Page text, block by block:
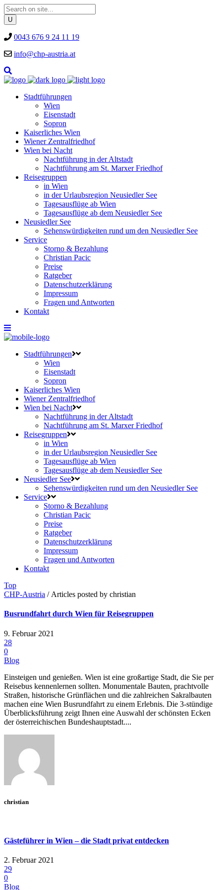
0043 676 9 24 11 19
info@chp-austria.at
Stadtführungen
Wien
Eisenstadt
Sopron
Kaiserliches Wien
Wiener Zentralfriedhof
Wien bei Nacht
Nachtführung in der Altstadt
Nachtführung am St. Marxer Friedhof
Reisegruppen
in Wien
in der Urlaubsregion Neusiedler See
Tagesausflüge ab Wien
Tagesausflüge ab dem Neusiedler See
Neusiedler See
Sehenswürdigkeiten rund um den Neusiedler See
Service
Storno & Bezahlung
Christian Pacic
Preise
Ratgeber
Datenschutzerklärung
Impressum
Fragen und Antworten
Kontakt
Stadtführungen
Wien
Eisenstadt
Sopron
Kaiserliches Wien
Wiener Zentralfriedhof
Wien bei Nacht
Nachtführung in der Altstadt
Nachtführung am St. Marxer Friedhof
Reisegruppen
in Wien
in der Urlaubsregion Neusiedler See
Tagesausflüge ab Wien
Tagesausflüge ab dem Neusiedler See
Neusiedler See
Sehenswürdigkeiten rund um den Neusiedler See
Service
Storno & Bezahlung
Christian Pacic
Preise
Ratgeber
Datenschutzerklärung
Impressum
Fragen und Antworten
Kontakt
Top
CHP-Austria / Articles posted by christian
Busrundfahrt durch Wien für Reisegruppen
9. Februar 2021
28
0
Blog
Einsteigen und genießen. Wien ist eine großartige Stadt, die Sie per
Reisebus kennenlernen sollten. Monumentale Bauten, prachtvolle
Straßen, historische Grünflächen und die zahlreichen Sakralbauten
machen eine Wien Busrundfahrt zu einem Erlebnis. Die 3-stündige
Überblicksführung zeigt Ihnen eine Auswahl der schönsten Ecken
der österreichischen Bundeshauptstadt....
christian
Gästeführer in Wien – die Stadt privat entdecken
2. Februar 2021
29
0
Blog